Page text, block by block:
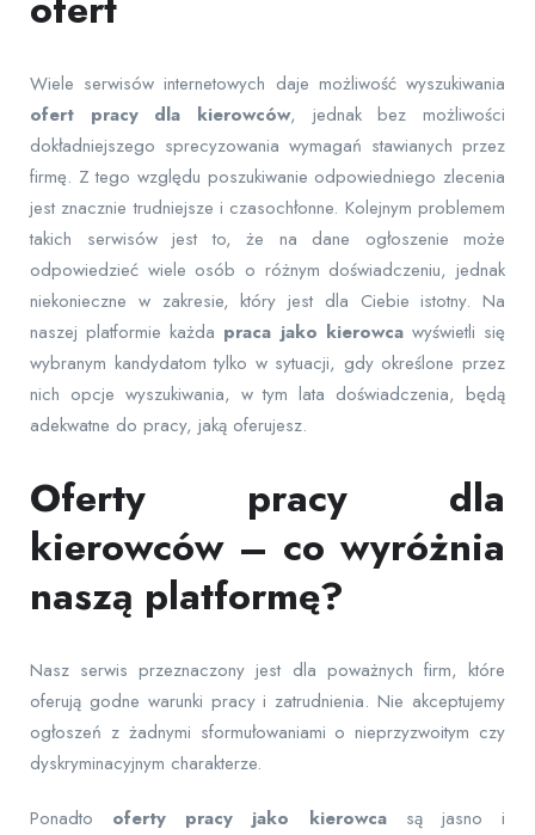
Wiele serwisów internetowych daje możliwość wyszukiwania
ofert pracy dla kierowców, jednak bez możliwości
dokładniejszego sprecyzowania wymagań stawianych przez
firmę. Z tego względu poszukiwanie odpowiedniego zlecenia
jest znacznie trudniejsze i czasochłonne. Kolejnym problemem
takich serwisów jest to, że na dane ogłoszenie może
odpowiedzieć wiele osób o różnym doświadczeniu, jednak
niekonieczne w zakresie, który jest dla Ciebie istotny. Na
naszej platformie każda praca jako kierowca wyświetli się
wybranym kandydatom tylko w sytuacji, gdy określone przez
nich opcje wyszukiwania, w tym lata doświadczenia, będą
adekwatne do pracy, jaką oferujesz.
Oferty pracy dla
kierowców – co wyróżnia
naszą platformę?
Nasz serwis przeznaczony jest dla poważnych firm, które
oferują godne warunki pracy i zatrudnienia. Nie akceptujemy
ogłoszeń z żadnymi sformułowaniami o nieprzyzwoitym czy
dyskryminacyjnym charakterze.
Ponadto oferty pracy jako kierowcasą jasno i